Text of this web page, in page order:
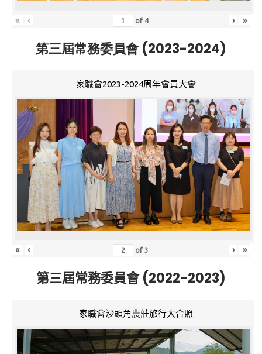
« ‹ of 4 › »
第三屆常務委員會 (2023-2024)
家職會2023-2024周年會員大會
« ‹ of3 › »
第三屆常務委員會 (2022-2023)
家職會沙頭角農莊旅行大合照